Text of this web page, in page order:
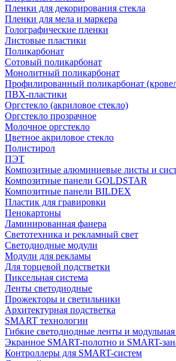
Пленки для декорирования стекла
Пленки для мела и маркера
Голографические пленки
Листовые пластики
Поликарбонат
Сотовый поликарбонат
Монолитный поликарбонат
Профилированный поликарбонат
ПВХ-пластики
Оргстекло (акриловое стекло)
Оргстекло прозрачное
Молочное оргстекло
Цветное акриловое стекло
Полистирол
ПЭТ
Композитные алюминиевые листы и
Композитные панели GOLDSTAR
Композитные панели BILDEX
Пластик для гравировки
Пенокартоны
Ламинированная фанера
Светотехника и рекламный свет
Светодиодные модули
Модули для рекламы
Для торцевой подстветки
Пиксельная система
Ленты светодиодные
Прожекторы и светильники
Архитектурная подстветка
SMART технологии
Гибкие светодиодные ленты и модульная
Экранное SMART-полотно и SMART-
Контроллеры для SMART-систем